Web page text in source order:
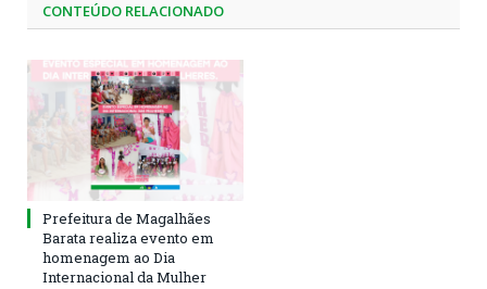
CONTEÚDO RELACIONADO
Prefeitura de Magalhães
Barata realiza evento em
homenagem ao Dia
Internacional da Mulher